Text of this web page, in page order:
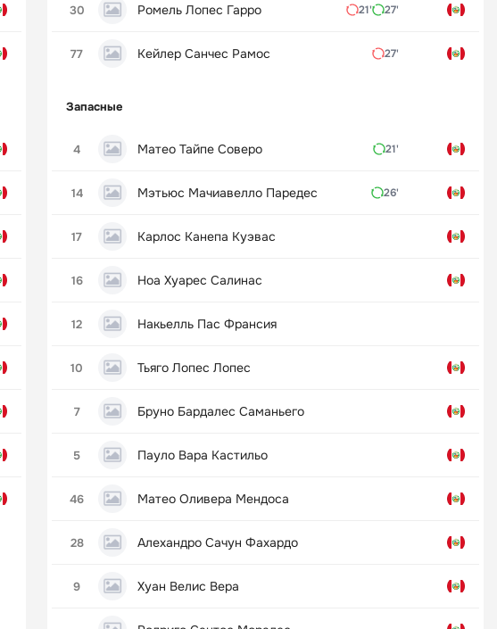
30 Ромель Лопес Гарро 21' 27'
77 Кейлер Санчес Рамос 27'
Запасные
4 Матео Тайпе Соверо 21'
14 Мэтьюс Мачиавелло Паредес 26'
17 Карлос Канепа Куэвас
16 Ноа Хуарес Салинас
12 Накьелль Пас Франсия
10 Тьяго Лопес Лопес
7 Бруно Бардалес Саманьего
5 Пауло Вара Кастильо
46 Матео Оливера Мендоса
28 Алехандро Сачун Фахардо
9 Хуан Велис Вера